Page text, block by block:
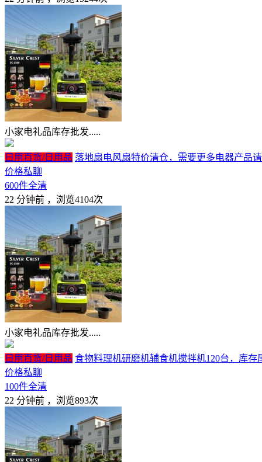
小家电礼品库存批发.....
日用百货/日用品 落地扇电风扇特价清仓，需要更多电器产品
价格私聊
600件全清
22 分钟前 ，浏览4104次
小家电礼品库存批发.....
日用百货/日用品 食物料理机研磨机辅食机搅拌机120台，库
价格私聊
100件全清
22 分钟前 ，浏览893次